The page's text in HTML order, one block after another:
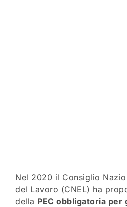
Nel 2020 il Consiglio
del Lavoro (CNEL) ha
della PEC obbligatoria